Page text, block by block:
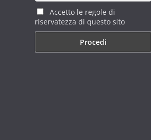
Accetto le regole di
riservatezza di questo sito